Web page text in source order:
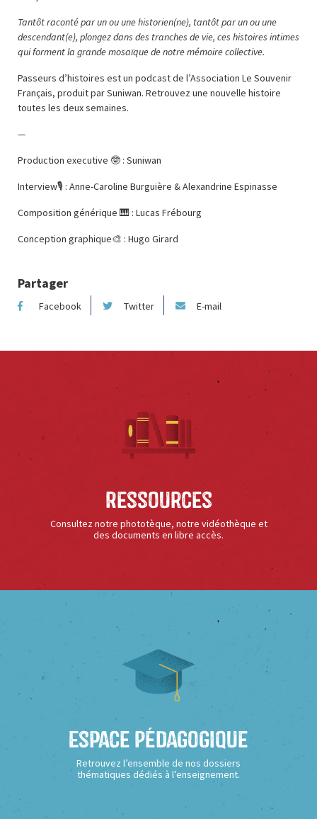
Tantôt raconté par un ou une historien(ne), tantôt par un ou une
descendant(e), plongez dans des tranches de vie, ces histoires intimes
qui forment la grande mosaïque de notre mémoire collective.
Passeurs d’histoires est un podcast de l’Association Le Souvenir
Français, produit par Suniwan. Retrouvez une nouvelle histoire
toutes les deux semaines.
—
Production executive 🤓 : Suniwan
Interview🎙️ : Anne-Caroline Burguière & Alexandrine Espinasse
Composition générique 🎹 : Lucas Frébourg
Conception graphique🎨 : Hugo Girard
Partager
Facebook Twitter E-mail
Ressources
Consultez notre phototèque, notre vidéothèque et
des documents en libre accès.
Espace Pédagogique
Retrouvez l’ensemble de nos dossiers
thématiques dédiés à l’enseignement.